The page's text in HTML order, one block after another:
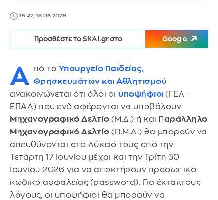
15:42, 16.06.2026
Προσθέστε το SKAI.gr στο Google
Α πό το Υπουργείο Παιδείας,
Θρησκευμάτων και Αθλητισμού
ανακοινώνεται ότι όλοι οι υποψήφιοι (ΓΕΛ –
ΕΠΑΛ) που ενδιαφέρονται να υποβάλουν
Μηχανογραφικό Δελτίο (Μ.Δ.) ή και Παράλληλο
Μηχανογραφικό Δελτίο (Π.Μ.Δ.) θα μπορούν να
απευθύνονται στο Λύκειό τους από την
Τετάρτη 17 Ιουνίου μέχρι και την Τρίτη 30
Ιουνίου 2026 για να αποκτήσουν προσωπικό
κωδικό ασφαλείας (password). Για έκτακτους
λόγους, οι υποψήφιοι θα μπορούν να